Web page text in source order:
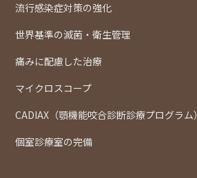
流行感染症対策の強化
世界基準の滅菌・衛生管理
痛みに配慮した治療
マイクロスコープ
CADIAX（顎機能咬合診断診療プログラム）
個室診療室の完備